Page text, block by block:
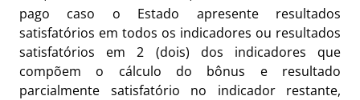
pago caso o Estado apresente resultados
satisfatórios em todos os indicadores ou resultados
satisfatórios em 2 (dois) dos indicadores que
compõem o cálculo do bônus e resultado
parcialmente satisfatório no indicador restante,